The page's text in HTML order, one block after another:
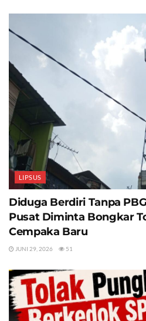
LIPSUS
Diduga Berdiri Tanpa
Pusat Diminta Bongkar
Cempaka Baru
JUNI 29, 2026 51